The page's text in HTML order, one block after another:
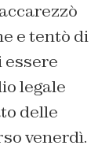
e tentò di
essere
legale
delle
venerdì.